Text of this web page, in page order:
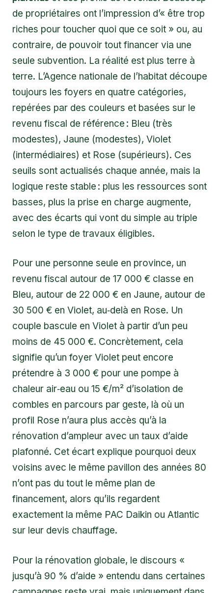
de propriétaires ont l’impression d’« être trop
riches pour toucher quoi que ce soit » ou, au
contraire, de pouvoir tout financer via une
seule subvention. La réalité est plus terre à
terre. L’Agence nationale de l’habitat découpe
toujours les foyers en quatre catégories,
repérées par des couleurs et basées sur le
revenu fiscal de référence : Bleu (très
modestes), Jaune (modestes), Violet
(intermédiaires) et Rose (supérieurs). Ces
seuils sont actualisés chaque année, mais la
logique reste stable : plus les ressources sont
basses, plus la prise en charge augmente,
avec des écarts qui vont du simple au triple
selon le type de travaux éligibles.
Pour une personne seule en province, un
revenu fiscal autour de 17 000 € classe en
Bleu, autour de 22 000 € en Jaune, autour de
30 500 € en Violet, au‑delà en Rose. Un
couple bascule en Violet à partir d’un peu
moins de 45 000 €. Concrètement, cela
signifie qu’un foyer Violet peut encore
prétendre à 3 000 € pour une pompe à
chaleur air‑eau ou 15 €/m² d’isolation de
combles en parcours par geste, là où un
profil Rose n’aura plus accès qu’à la
rénovation d’ampleur avec un taux d’aide
plafonné. Cet écart explique pourquoi deux
voisins avec le même pavillon des années 80
n’ont pas du tout le même plan de
financement, alors qu’ils regardent
exactement la même PAC Daikin ou Atlantic
sur leur devis chauffage.
Pour la rénovation globale, le discours «
jusqu’à 90 % d’aide » entendu dans certaines